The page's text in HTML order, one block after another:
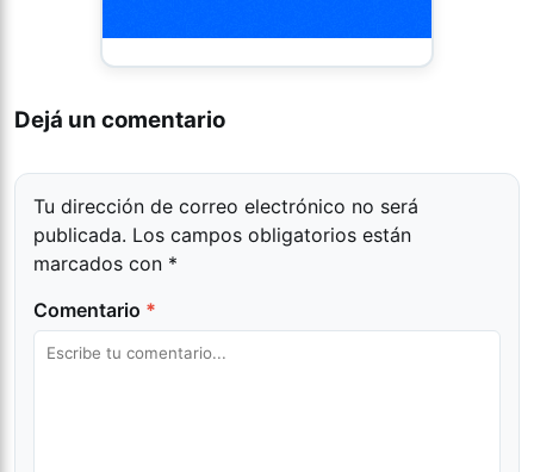
Dejá un comentario
Tu dirección de correo electrónico no será
publicada. Los campos obligatorios están
marcados con *
Comentario *